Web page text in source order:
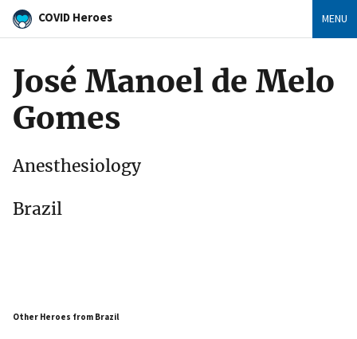
COVID Heroes MENU
Other Heroes from Brazil
José Manoel de Melo
Gomes
Anesthesiology
Brazil